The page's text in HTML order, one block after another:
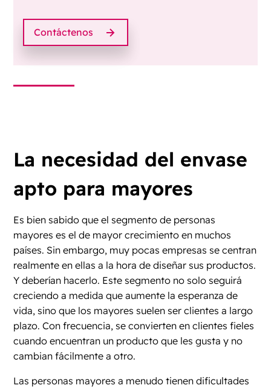
Contáctenos
La necesidad del envase
apto para mayores
Es bien sabido que el segmento de personas
mayores es el de mayor crecimiento en muchos
países. Sin embargo, muy pocas empresas se centran
realmente en ellas a la hora de diseñar sus productos.
Y deberían hacerlo. Este segmento no solo seguirá
creciendo a medida que aumente la esperanza de
vida, sino que los mayores suelen ser clientes a largo
plazo. Con frecuencia, se convierten en clientes fieles
cuando encuentran un producto que les gusta y no
cambian fácilmente a otro.
Las personas mayores a menudo tienen dificultades